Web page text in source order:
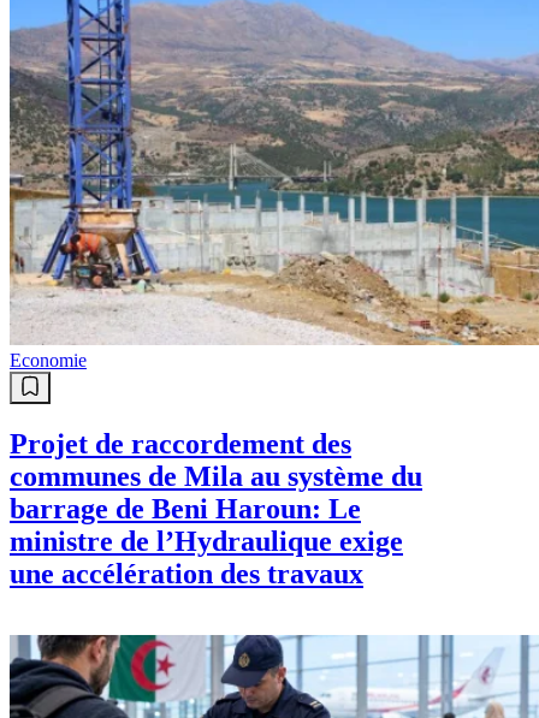
Economie
Projet de raccordement des
communes de Mila au système du
barrage de Beni Haroun: Le
ministre de l’Hydraulique exige
une accélération des travaux